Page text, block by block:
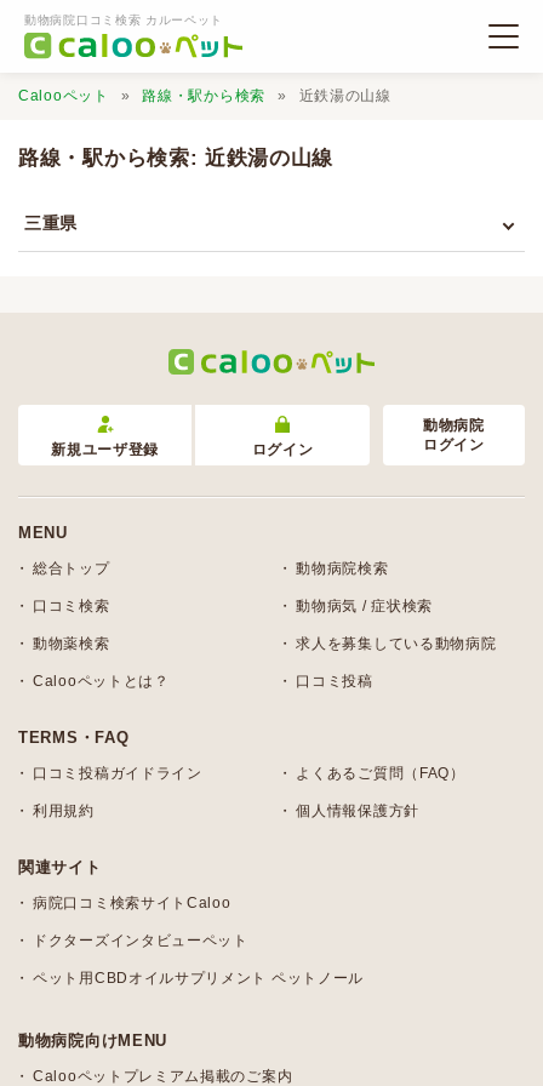
動物病院口コミ検索 カルーペット
口コミ投稿
Calooペット 路線・駅から検索 近鉄湯の山線
路線・駅から検索: 近鉄湯の山線
三重県
新規ユーザ登録 ログイン
動物病院
ログイン
MENU
総合トップ 動物病院検索
口コミ検索 動物病気 / 症状検索
動物薬検索 求人を募集している動物病院
Calooペットとは？ 口コミ投稿
TERMS・FAQ
口コミ投稿ガイドライン よくあるご質問（FAQ）
利用規約 個人情報保護方針
関連サイト
病院口コミ検索サイトCaloo
ドクターズインタビューペット
ペット用CBDオイルサプリメント ペットノール
動物病院向けMENU
Calooペットプレミアム掲載のご案内